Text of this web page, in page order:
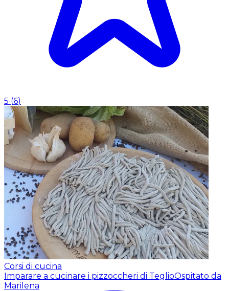
5 (6)
Corsi di cucina
Imparare a cucinare i pizzoccheri di TeglioOspitato da
Marilena